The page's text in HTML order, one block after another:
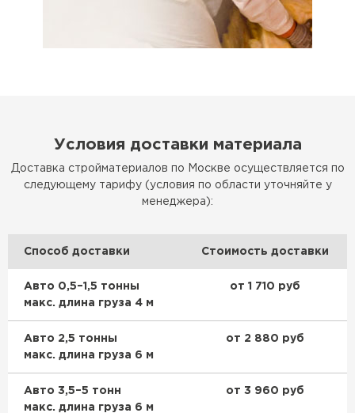
Условия доставки материала
Доставка стройматериалов по Москве осуществляется по
следующему тарифу (условия по области уточняйте у
менеджера):
Способ доставки Стоимость доставки
Авто 0,5–1,5 тонны
макс. длина груза 4 м
от 1 710 руб
Авто 2,5 тонны
макс. длина груза 6 м
от 2 880 руб
Авто 3,5–5 тонн
макс. длина груза 6 м
от 3 960 руб